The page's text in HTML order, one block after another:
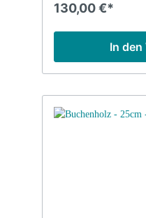
130,00 €*
In den